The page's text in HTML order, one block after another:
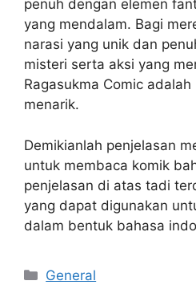
penuh dengan elemen
yang mendalam. Bagi
narasi yang unik dan
misteri serta aksi yang
Ragasukma Comic
menarik.
Demikianlah penjelasan
untuk membaca komik
penjelasan di atas tadi
yang dapat digunakan
dalam bentuk bahasa
Categories
General